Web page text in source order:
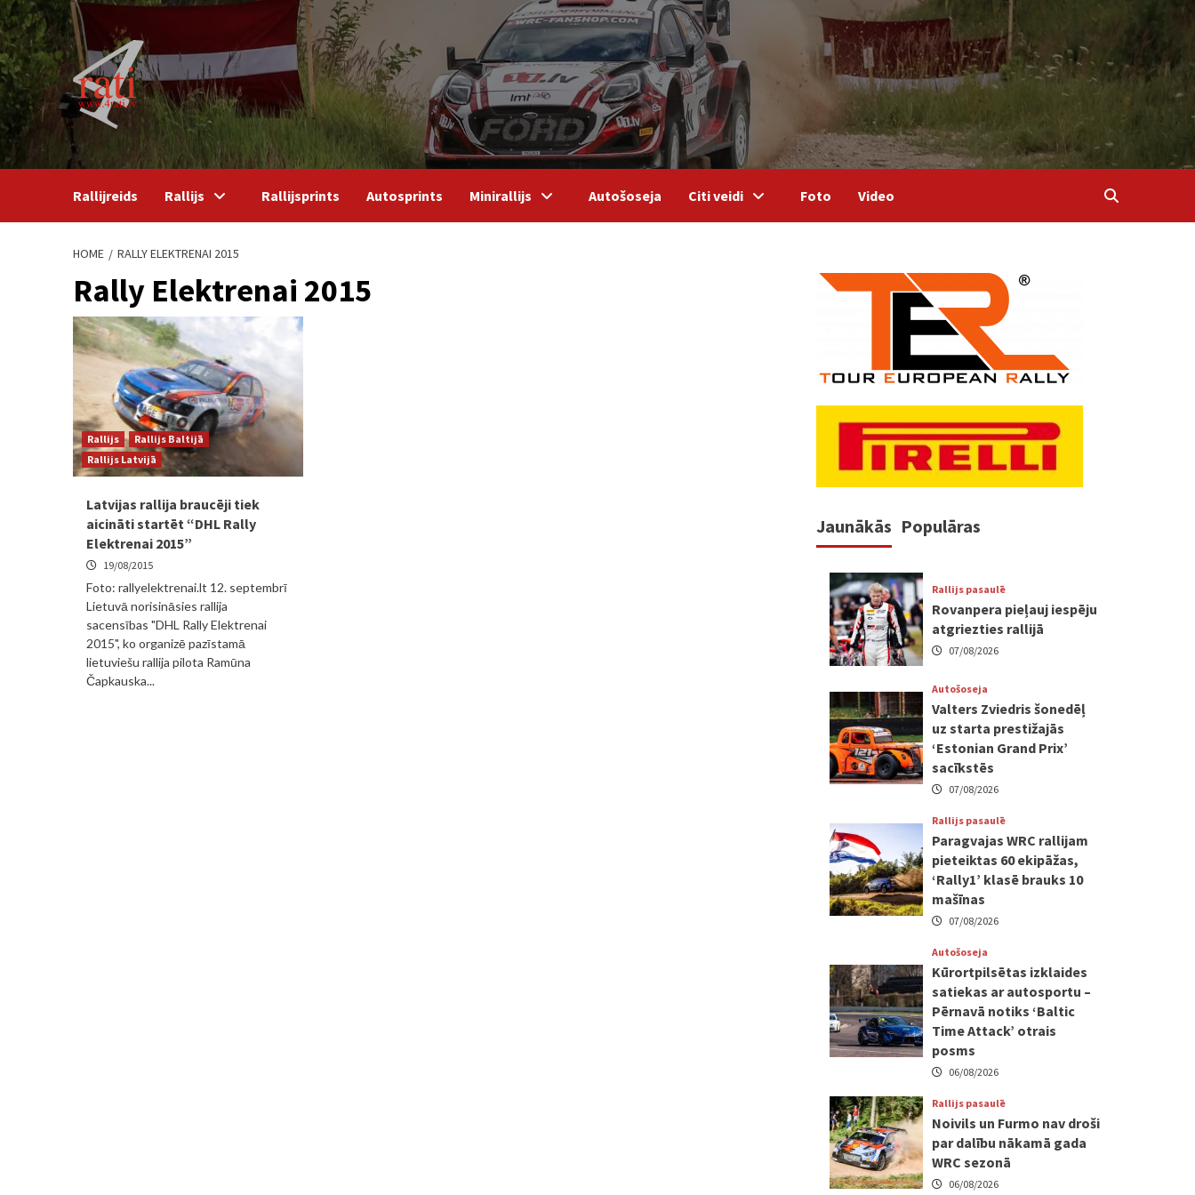
Skip
to
content
Rallijreids Rallijs Rallijsprints Autosprints Minirallijs Autošoseja Citi veidi Foto Video
HOME RALLY ELEKTRENAI 2015
Rally Elektrenai 2015
Rallijs
Rallijs Baltijā
Rallijs Latvijā
Latvijas rallija braucēji tiek
aicināti startēt “DHL Rally
Elektrenai 2015”
19/08/2015
Foto: rallyelektrenai.lt 12. septembrī
Lietuvā norisināsies rallija
sacensības "DHL Rally Elektrenai
2015", ko organizē pazīstamā
lietuviešu rallija pilota Ramūna
Čapkauska...
Jaunākās Populāras
Rallijs pasaulē
Rovanpera pieļauj iespēju
atgriezties rallijā
07/08/2026
Autošoseja
Valters Zviedris šonedēļ
uz starta prestižajās
‘Estonian Grand Prix’
sacīkstēs
07/08/2026
Rallijs pasaulē
Paragvajas WRC rallijam
pieteiktas 60 ekipāžas,
‘Rally1’ klasē brauks 10
mašīnas
07/08/2026
Autošoseja
Kūrortpilsētas izklaides
satiekas ar autosportu –
Pērnavā notiks ‘Baltic
Time Attack’ otrais
posms
06/08/2026
Rallijs pasaulē
Noivils un Furmo nav droši
par dalību nākamā gada
WRC sezonā
06/08/2026